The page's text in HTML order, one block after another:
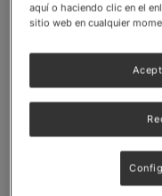
Ver
aquí o haciendo clic en el
sitio web en cualquier